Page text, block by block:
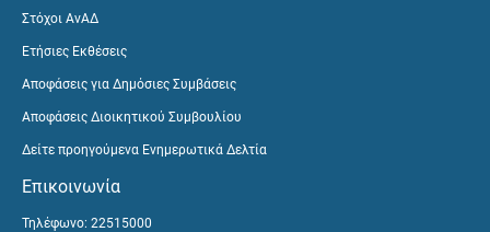
Στόχοι ΑνΑΔ
Ετήσιες Εκθέσεις
Αποφάσεις για Δημόσιες Συμβάσεις
Αποφάσεις Διοικητικού Συμβουλίου
Δείτε προηγούμενα Ενημερωτικά Δελτία
Επικοινωνία
Τηλέφωνο: 22515000